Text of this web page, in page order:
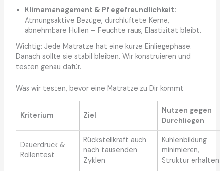
Klimamanagement & Pflegefreundlichkeit:
Atmungsaktive Bezüge, durchlüftete Kerne,
abnehmbare Hüllen – Feuchte raus, Elastizität bleibt.
Wichtig: Jede Matratze hat eine kurze Einliegephase.
Danach sollte sie stabil bleiben. Wir konstruieren und
testen genau dafür.
Was wir testen, bevor eine Matratze zu Dir kommt
Kriterium Ziel
Nutzen gegen
Durchliegen
Dauerdruck &
Rollentest
Rückstellkraft auch
nach tausenden
Zyklen
Kuhlenbildung
minimieren,
Struktur erhalten